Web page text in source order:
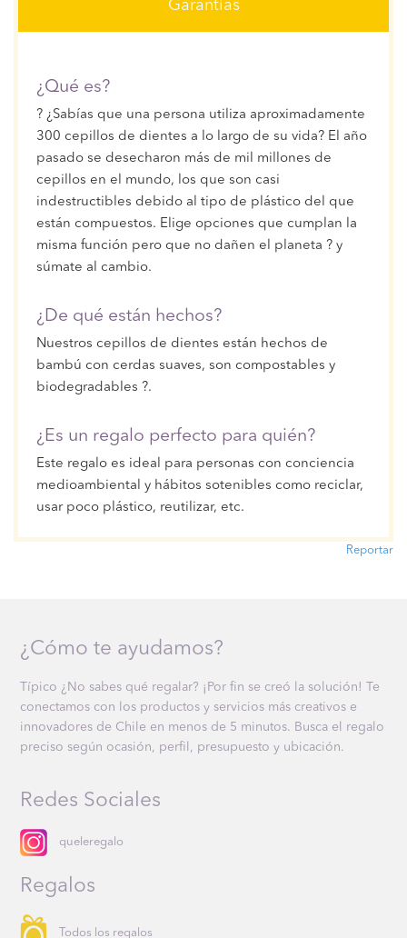
Garantías
¿Qué es?
? ¿Sabías que una persona utiliza aproximadamente
300 cepillos de dientes a lo largo de su vida? El año
pasado se desecharon más de mil millones de
cepillos en el mundo, los que son casi
indestructibles debido al tipo de plástico del que
están compuestos. Elige opciones que cumplan la
misma función pero que no dañen el planeta ? y
súmate al cambio.
¿De qué están hechos?
Nuestros cepillos de dientes están hechos de
bambú con cerdas suaves, son compostables y
biodegradables ?.
¿Es un regalo perfecto para quién?
Este regalo es ideal para personas con conciencia
medioambiental y hábitos sotenibles como reciclar,
usar poco plástico, reutilizar, etc.
Reportar
¿Cómo te ayudamos?
Típico ¿No sabes qué regalar? ¡Por fin se creó la solución! Te
conectamos con los productos y servicios más creativos e
innovadores de Chile en menos de 5 minutos. Busca el regalo
preciso según ocasión, perfil, presupuesto y ubicación.
Redes Sociales
queleregalo
Regalos
Todos los regalos